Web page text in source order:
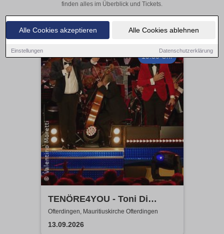
Alle Cookies akzeptieren Alle Cookies ablehnen
Einstellungen Datenschutzerklärung
finden alles im Überblick und Tickets.
19:30 Uhr
TENÖRE4YOU - Toni Di
Napoli & Pietro Pato
Ofterdingen, Mauritiuskirche Ofterdingen
13.09.2026